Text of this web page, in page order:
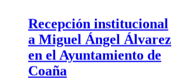
Recepción institucional
a Miguel Ángel Álvarez
en el Ayuntamiento de
Coaña